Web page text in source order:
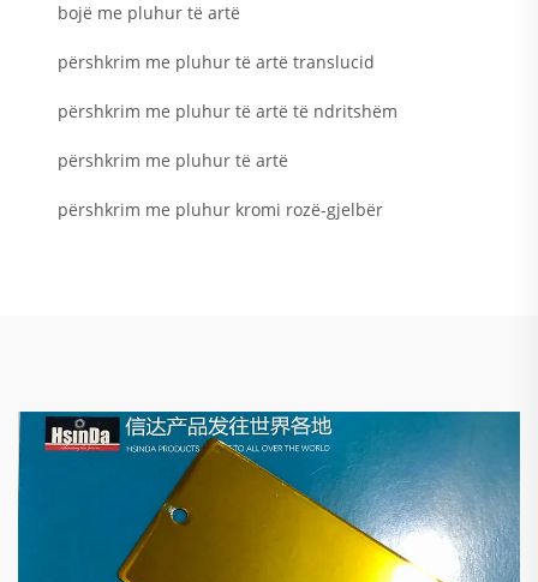
bojë me pluhur të artë
përshkrim me pluhur të artë translucid
përshkrim me pluhur të artë të ndritshëm
përshkrim me pluhur të artë
përshkrim me pluhur kromi rozë-gjelbër